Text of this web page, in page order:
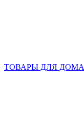
ТОВАРЫ ДЛЯ ДОМА